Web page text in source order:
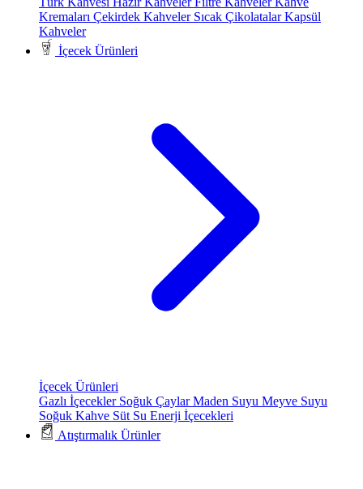
Kremaları Çekirdek Kahveler Sıcak ÇikolatalarKapsül
Kahveler
İçecek Ürünleri
İçecek Ürünleri
Gazlı İçecekler Soğuk ÇaylarMaden Suyu Meyve Suyu
Soğuk Kahve Süt Su Enerji İçecekleri
Atıştırmalık Ürünler